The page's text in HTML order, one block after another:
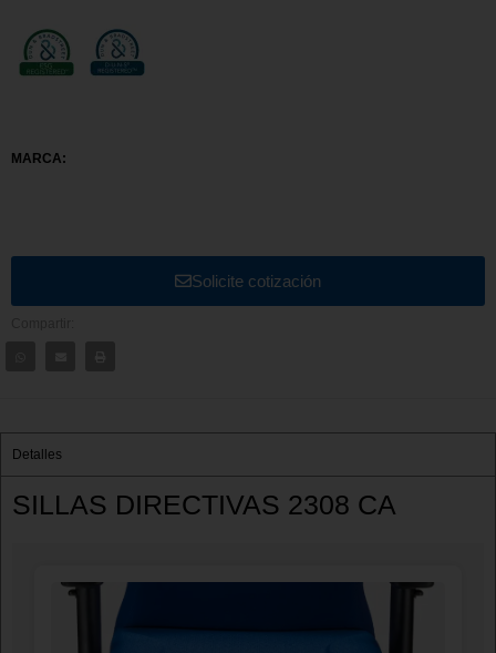
MARCA:
Solicite cotización
Detalles
SILLAS DIRECTIVAS 2308 CA